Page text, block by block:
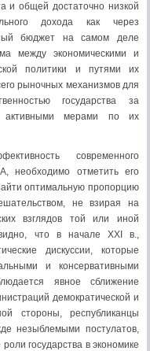
и общей достаточно низкой
дохода как через
бюджет на самом деле
между экономическими и
политики и путями их
рыночных механизмов для
государства за
активными мерами по их
современного
необходимо отметить его
оптимальную пропорцию
не взирая на
взглядов той или иной
что в начале XXI в.,
дискуссии, которые
и консервативными
явное сближение
демократической и
стороны, республиканцы
незыблемыми постулатов,
государства в экономике